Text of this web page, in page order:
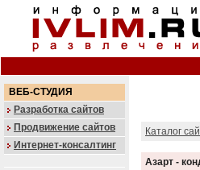
ВЕБ-СТУДИЯ
Разработка сайтов
Продвижение сайтов
Интернет-консалтинг
Каталог
Азарт -